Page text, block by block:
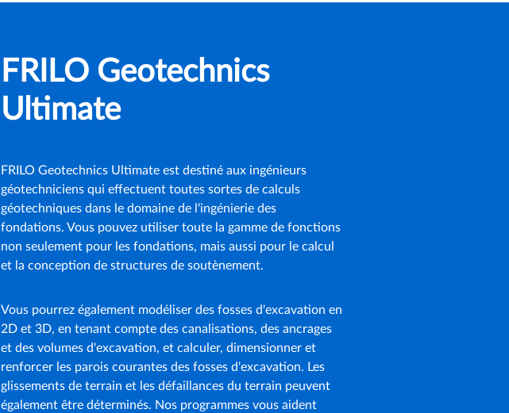
FRILO Geotechnics
Ultimate
FRILO Geotechnics Ultimate est destiné aux ingénieurs
géotechniciens qui effectuent toutes sortes de calculs
géotechniques dans le domaine de l'ingénierie des
fondations. Vous pouvez utiliser toute la gamme de fonctions
non seulement pour les fondations, mais aussi pour le calcul
et la conception de structures de soutènement.
Vous pourrez également modéliser des fosses d'excavation en
2D et 3D, en tenant compte des canalisations, des ancrages
et des volumes d'excavation, et calculer, dimensionner et
renforcer les parois courantes des fosses d'excavation. Les
glissements de terrain et les défaillances du terrain peuvent
également être déterminés. Nos programmes vous aident